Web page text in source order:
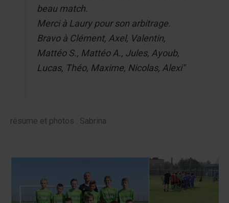
beau match.
Merci à Laury pour son arbitrage.
Bravo à Clément, Axel, Valentin,
Mattéo S., Mattéo A., Jules, Ayoub,
Lucas, Théo, Maxime, Nicolas, Alexi"
résume et photos : Sabrina